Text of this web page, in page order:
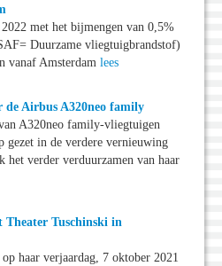
met het bijmengen van 0,5%
Duurzame vliegtuigbrandstof)
vanaf Amsterdam lees
Airbus A320neo family
A320neo family-vliegtuigen
gezet in de verdere vernieuwing
het verder verduurzamen van haar
Theater Tuschinski in
haar verjaardag, 7 oktober 2021